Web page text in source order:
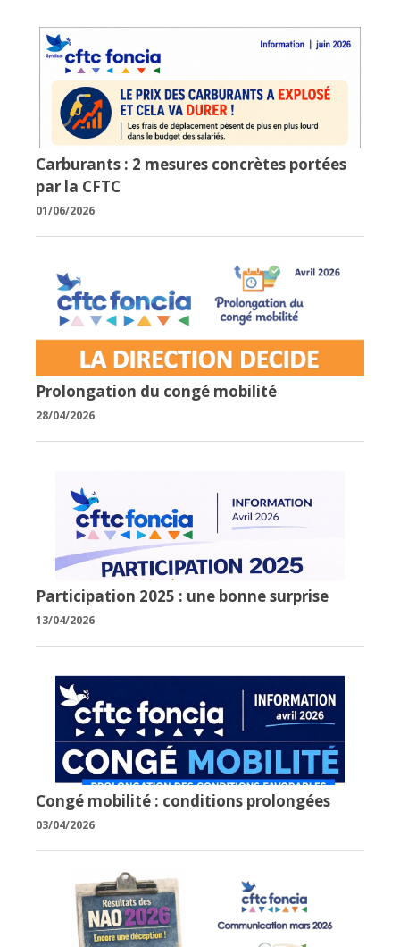
Carburants : 2 mesures concrètes portées
par la CFTC
01/06/2026
Prolongation du congé mobilité
28/04/2026
Participation 2025 : une bonne surprise
13/04/2026
Congé mobilité : conditions prolongées
03/04/2026